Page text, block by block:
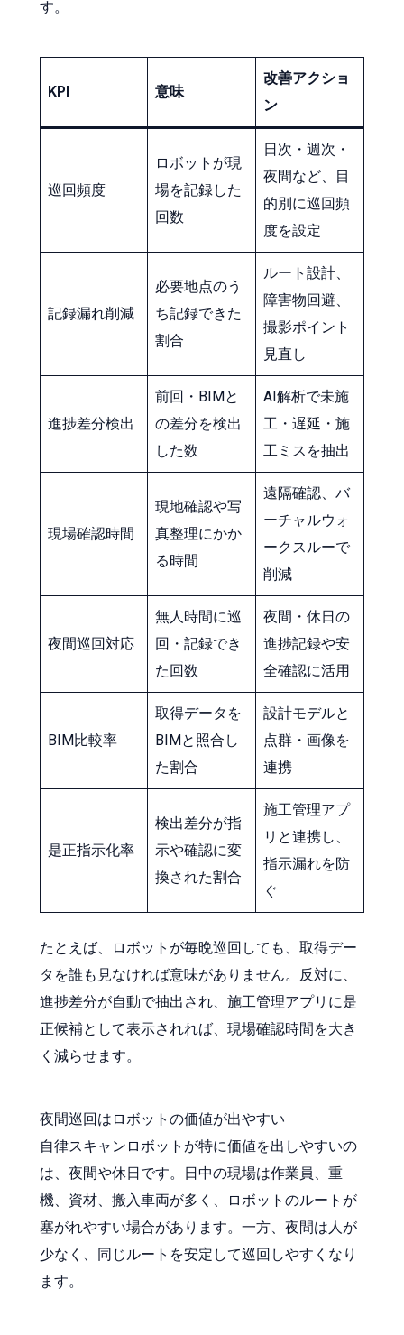
す。
KPI 意味
改善アクショ
ン
巡回頻度
ロボットが現
場を記録した
回数
日次・週次・
夜間など、目
的別に巡回頻
度を設定
記録漏れ削減
必要地点のう
ち記録できた
割合
ルート設計、
障害物回避、
撮影ポイント
見直し
進捗差分検出
前回・BIMと
の差分を検出
した数
AI解析で未施
工・遅延・施
工ミスを抽出
現場確認時間
現地確認や写
真整理にかか
る時間
遠隔確認、バ
ーチャルウォ
ークスルーで
削減
夜間巡回対応
無人時間に巡
回・記録でき
た回数
夜間・休日の
進捗記録や安
全確認に活用
BIM比較率
取得データを
BIMと照合し
た割合
設計モデルと
点群・画像を
連携
是正指示化率
検出差分が指
示や確認に変
換された割合
施工管理アプ
リと連携し、
指示漏れを防
ぐ
たとえば、ロボットが毎晩巡回しても、取得デー
タを誰も見なければ意味がありません。反対に、
進捗差分が自動で抽出され、施工管理アプリに是
正候補として表示されれば、現場確認時間を大き
く減らせます。
夜間巡回はロボットの価値が出やすい
自律スキャンロボットが特に価値を出しやすいの
は、夜間や休日です。日中の現場は作業員、重
機、資材、搬入車両が多く、ロボットのルートが
塞がれやすい場合があります。一方、夜間は人が
少なく、同じルートを安定して巡回しやすくなり
ます。